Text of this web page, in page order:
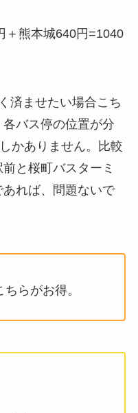
＋熊本城640円=1040
済ませたい場合こち
バス停の位置が分
かありません。比較
と桜町バスターミ
れば、問題ないで
らがお得。